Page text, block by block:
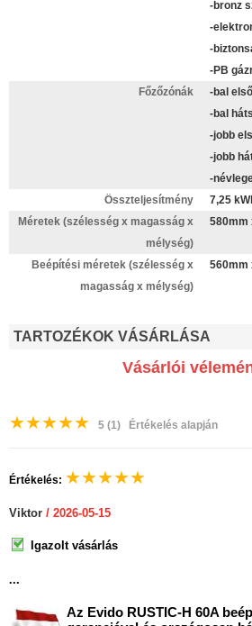
-bronz
-
-
-PB
Főzőzónák
-bal
-bal
-jobb
-jobb
-
Összteljesítmény
7,25
Méretek (szélesség x magasság x
mélység)
580mm
Beépítési méretek (szélesség x
magasság x mélység)
560mm
TARTOZÉKOK VÁSÁRLÁSA
Vásárlói
★★★★★ 5 (1) Értékelés alapján
Értékelés: ★★★★★
Viktor / 2026-05-15
Igazolt vásárlás
...
Az Evido RUSTIC-H 60A